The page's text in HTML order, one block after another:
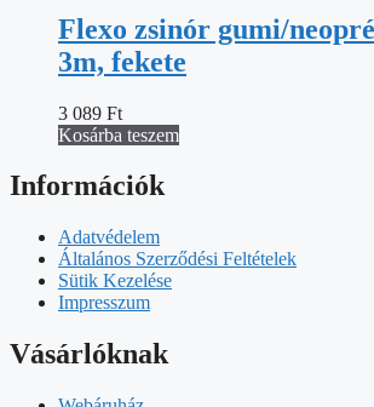
Flexo zsinór gumi/
3m, fekete
3 089 Ft
Kosárba teszem
Információk
Adatvédelem
Általános Szerződési Feltételek
Sütik Kezelése
Impresszum
Vásárlóknak